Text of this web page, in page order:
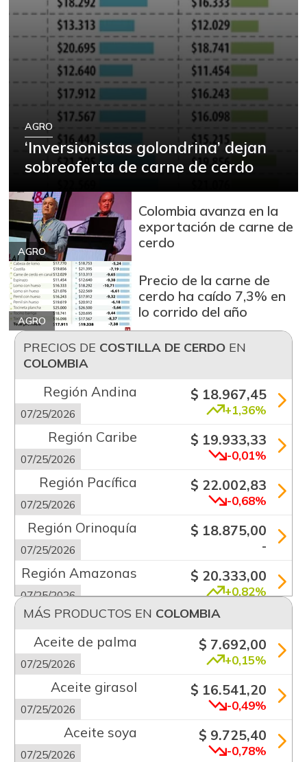
AGRO
‘Inversionistas golondrina’ dejan
sobreoferta de carne de cerdo
AGRO
Colombia avanza en la
exportación de carne de
cerdo
AGRO
Precio de la carne de
cerdo ha caído 7,3% en
lo corrido del año
PRECIOS DE COSTILLA DE CERDOEN
COLOMBIA
Región Andina
07/25/2026
$ 18.967,45
+1,36%
Región Caribe
07/25/2026
$ 19.933,33
-0,01%
Región Pacífica
07/25/2026
$ 22.002,83
-0,68%
Región Orinoquía
07/25/2026
$ 18.875,00
-
Región Amazonas
07/25/2026
$ 20.333,00
+0,82%
MÁS PRODUCTOS EN COLOMBIA
Aceite de palma
07/25/2026
$ 7.692,00
+0,15%
Aceite girasol
07/25/2026
$ 16.541,20
-0,49%
Aceite soya
07/25/2026
$ 9.725,40
-0,78%